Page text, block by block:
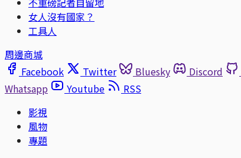
女人沒有國家？
工具人
周邊商城
Facebook
Twitter Bluesky Discord
Whatsapp
Youtube
RSS
影視
風物
專題